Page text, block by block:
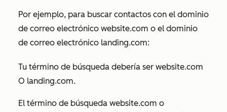
Por ejemplo, para buscar contactos con el dominio
de correo electrónico website.com o el dominio
de correo electrónico landing.com:
Tu término de búsqueda debería ser website.com
O landing.com.
El término de búsqueda website.com o